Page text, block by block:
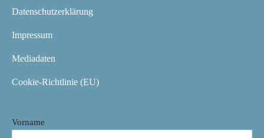
Datenschutzerklärung
Impressum
Mediadaten
Cookie-Richtlinie (EU)
Vorname